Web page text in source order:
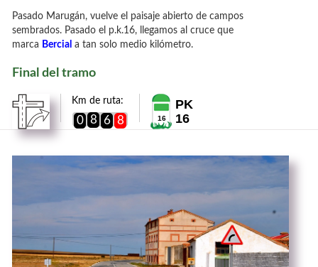
Pasado Marugán, vuelve el paisaje abierto de campos
sembrados. Pasado el p.k.16, llegamos al cruce que
marca Bercial a tan solo medio kilómetro.
Final del tramo
Km de ruta:
0 8 6 8 16
PK
16